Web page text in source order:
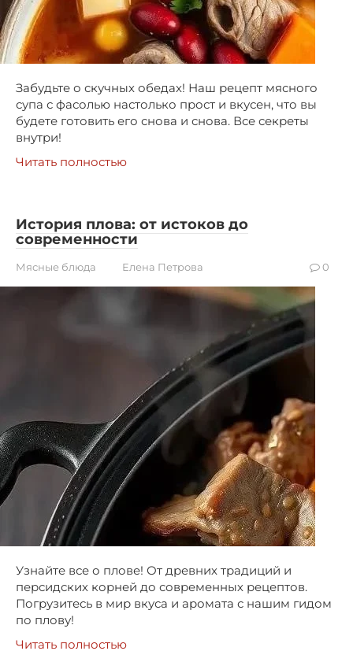
Забудьте о скучных обедах! Наш рецепт мясного
супа с фасолью настолько прост и вкусен, что вы
будете готовить его снова и снова. Все секреты
внутри!
Читать полностью
История плова: от истоков до
современности
Мясные блюда Елена Петрова 0
Узнайте все о плове! От древних традиций и
персидских корней до современных рецептов.
Погрузитесь в мир вкуса и аромата с нашим гидом
по плову!
Читать полностью